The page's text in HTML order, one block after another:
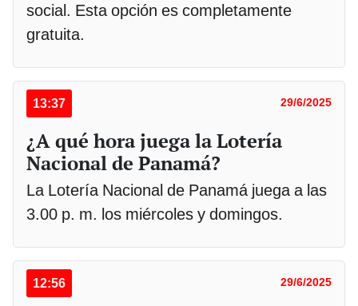
social. Esta opción es completamente
gratuita.
13:37 29/6/2025
¿A qué hora juega la Lotería
Nacional de Panamá?
La Lotería Nacional de Panamá juega a las
3.00 p. m. los miércoles y domingos.
12:56 29/6/2025